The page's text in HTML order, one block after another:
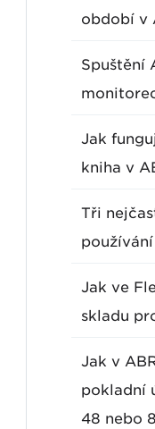
období v
Spuštění
Jak
kniha v
Tři
Jak ve
skladu
Jak v
pokladní
48 nebo